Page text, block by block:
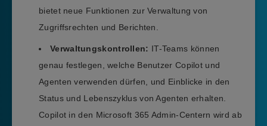
bietet neue Funktionen zur Verwaltung von
Zugriffsrechten und Berichten.
Verwaltungskontrollen: IT-Teams können
genau festlegen, welche Benutzer Copilot und
Agenten verwenden dürfen, und Einblicke in den
Status und Lebenszyklus von Agenten erhalten.
Copilot in den Microsoft 365 Admin-Centern wird ab